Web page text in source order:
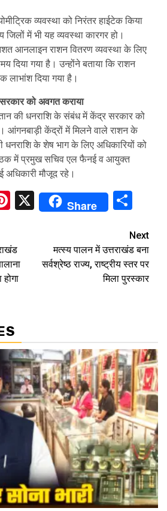
व्यवस्था को निरंतर हाईटेक किया
जिलों में भी यह व्यवस्था कारगर हो।
आनलाइन राशन वितरण व्यवस्था के लिए
दिया गया है। उन्होंने बताया कि राशन
दिया गया है।
को अवगत कराया
की धनराशि के संबंध में केंद्र सरकार को
आंगनबाड़ी केंद्रों में मिलने वाले राशन के
धनराशि के शेष भाग के लिए अधिकारियों को
बैठक में प्रमुख सचिव एल फैनई व आयुक्त
मौजूद रहे।
Pinterest
X Share
Next
मत्स्य पालन में उत्तराखंड बना
सर्वश्रेष्ठ राज्य, राष्ट्रीय स्तर पर
मिला पुरस्कार